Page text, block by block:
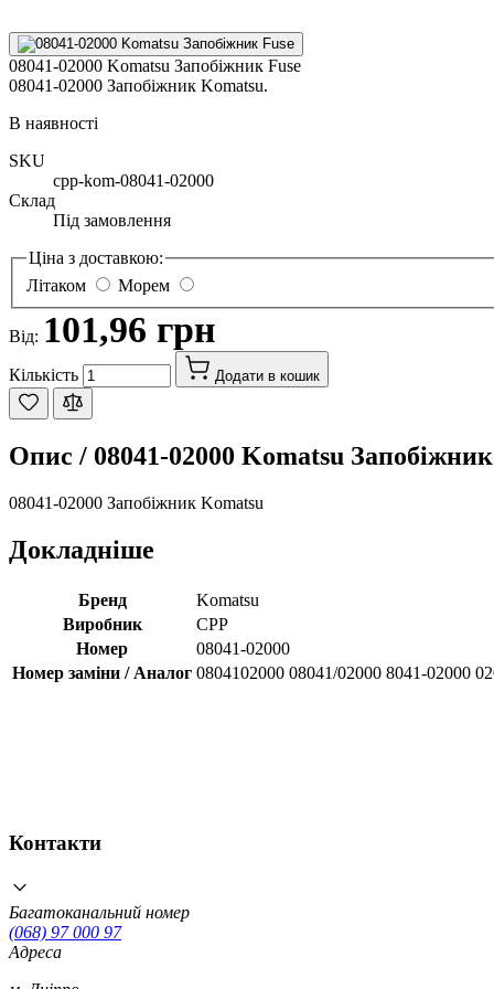
08041-02000 Komatsu Запобіжник Fuse
08041-02000 Запобіжник Komatsu.
В наявності
SKU
cpp-kom-08041-02000
Склад
Під замовлення
Ціна з доставкою:
Літаком
Морем
Від: 101,96 грн
Кількість Додати в кошик
Опис / 08041-02000 Komatsu
08041-02000 Запобіжник Komatsu
Докладніше
Бренд
Komatsu
Виробник
CPP
Номер
08041-02000
Номер заміни / Аналог 0804102000 08041/02000 8041-02000
Контакти
Багатоканальний номер
(068) 97 000 97
Адреса